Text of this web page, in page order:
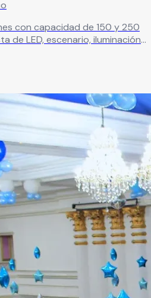
con capacidad de 150 y 250
de LED, escenario, iluminación